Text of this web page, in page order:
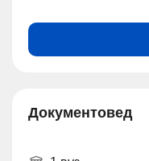
Документовед